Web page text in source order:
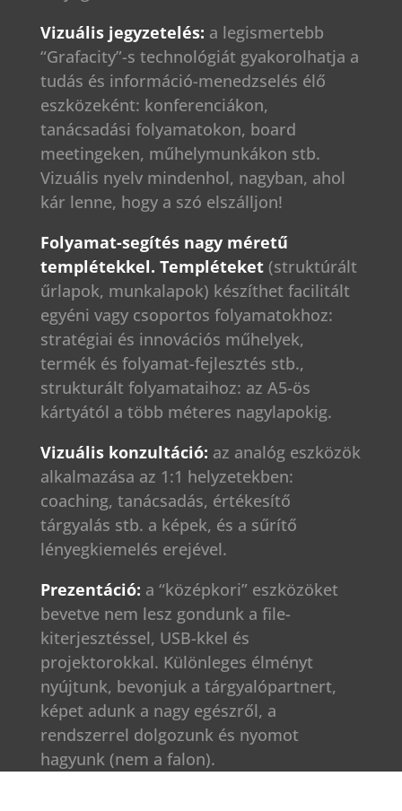
Vizuális jegyzetelés: a legismertebb
“Grafacity”-s technológiát gyakorolhatja a
tudás és információ-menedzselés élő
eszközeként: konferenciákon,
tanácsadási folyamatokon, board
meetingeken, műhelymunkákon stb.
Vizuális nyelv mindenhol, nagyban, ahol
kár lenne, hogy a szó elszálljon!
Folyamat-segítés nagy méretű
templétekkel. Templéteket(struktúrált
űrlapok, munkalapok) készíthet facilitált
egyéni vagy csoportos folyamatokhoz:
stratégiai és innovációs műhelyek,
termék és folyamat-fejlesztés stb.,
strukturált folyamataihoz: az A5-ös
kártyától a több méteres nagylapokig.
Vizuális konzultáció: az analóg eszközök
alkalmazása az 1:1 helyzetekben:
coaching, tanácsadás, értékesítő
tárgyalás stb. a képek, és a sűrítő
lényegkiemelés erejével.
Prezentáció: a “középkori” eszközöket
bevetve nem lesz gondunk a file-
kiterjesztéssel, USB-kkel és
projektorokkal. Különleges élményt
nyújtunk, bevonjuk a tárgyalópartnert,
képet adunk a nagy egészről, a
rendszerrel dolgozunk és nyomot
hagyunk (nem a falon).